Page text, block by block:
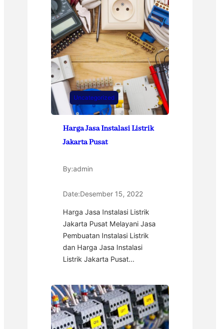
Uncategorized
Harga Jasa Instalasi Listrik
Jakarta Pusat
By:admin
Date:Desember 15, 2022
Harga Jasa Instalasi Listrik
Jakarta Pusat Melayani Jasa
Pembuatan Instalasi Listrik
dan Harga Jasa Instalasi
Listrik Jakarta Pusat…